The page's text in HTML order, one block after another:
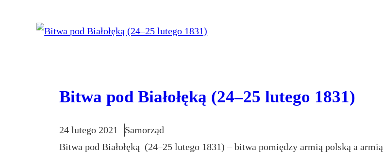
Bitwa pod Białołęką (24–25 lutego 1831)
24 lutego 2021
Samorząd
Bitwa pod Białołęką (24–25 lutego 1831) – bitwa pomiędzy armią polską a armią